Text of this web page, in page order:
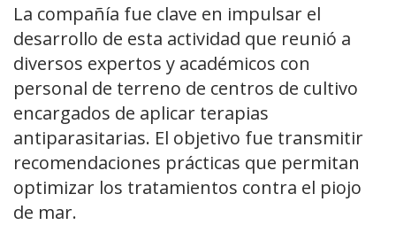
La compañía fue clave en impulsar el
desarrollo de esta actividad que reunió a
diversos expertos y académicos con
personal de terreno de centros de cultivo
encargados de aplicar terapias
antiparasitarias. El objetivo fue transmitir
recomendaciones prácticas que permitan
optimizar los tratamientos contra el piojo
de mar.